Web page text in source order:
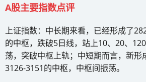
A股主要指数点评
上证指数：中长期来看，已经形成了
的中枢，跌破5日线，站上10、20、
荡，突破中枢上轨；中短期而言，新形
3126-3151的中枢，中枢间振荡。